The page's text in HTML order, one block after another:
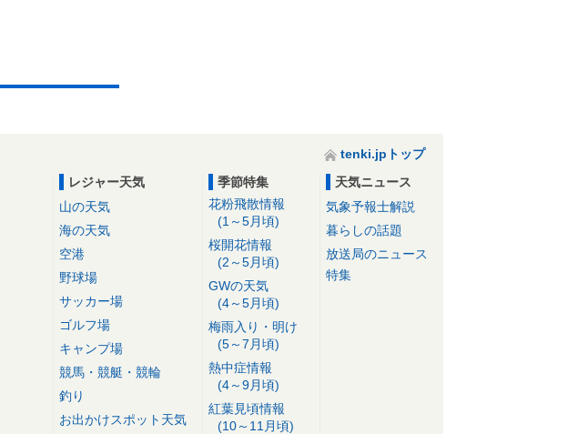
tenki.jpトップ
レジャー天気
山の天気
海の天気
空港
野球場
サッカー場
ゴルフ場
キャンプ場
競馬・競艇・競輪
釣り
お出かけスポット天気
季節特集
花粉飛散情報
(1～5月頃)
桜開花情報
(2～5月頃)
GWの天気
(4～5月頃)
梅雨入り・明け
(5～7月頃)
熱中症情報
(4～9月頃)
紅葉見頃情報
(10～11月頃)
天気ニュース
気象予報士解説
暮らしの話題
放送局のニュース
特集